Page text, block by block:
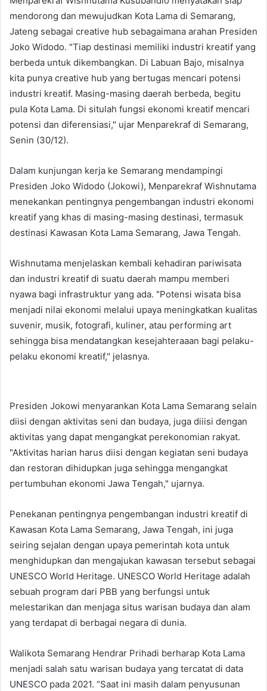
mendorong dan mewujudkan Kota Lama di Semarang,
Jateng sebagai creative hub sebagaimana arahan Presiden
Joko Widodo. "Tiap destinasi memiliki industri kreatif yang
berbeda untuk dikembangkan. Di Labuan Bajo, misalnya
kita punya creative hub yang bertugas mencari potensi
industri kreatif. Masing-masing daerah berbeda, begitu
pula Kota Lama. Di situlah fungsi ekonomi kreatif mencari
potensi dan diferensiasi," ujar Menparekraf di Semarang,
Senin (30/12).
Dalam kunjungan kerja ke Semarang mendampingi
Presiden Joko Widodo (Jokowi), Menparekraf Wishnutama
menekankan pentingnya pengembangan industri ekonomi
kreatif yang khas di masing-masing destinasi, termasuk
destinasi Kawasan Kota Lama Semarang, Jawa Tengah.
Wishnutama menjelaskan kembali kehadiran pariwisata
dan industri kreatif di suatu daerah mampu memberi
nyawa bagi infrastruktur yang ada. "Potensi wisata bisa
menjadi nilai ekonomi melalui upaya meningkatkan kualitas
suvenir, musik, fotografi, kuliner, atau performing art
sehingga bisa mendatangkan kesejahteraaan bagi pelaku-
pelaku ekonomi kreatif," jelasnya.
Presiden Jokowi menyarankan Kota Lama Semarang selain
diisi dengan aktivitas seni dan budaya, juga diiisi dengan
aktivitas yang dapat mengangkat perekonomian rakyat.
"Aktivitas harian harus diisi dengan kegiatan seni budaya
dan restoran dihidupkan juga sehingga mengangkat
pertumbuhan ekonomi Jawa Tengah," ujarnya.
Penekanan pentingnya pengembangan industri kreatif di
Kawasan Kota Lama Semarang, Jawa Tengah, ini juga
seiring sejalan dengan upaya pemerintah kota untuk
menghidupkan dan mengajukan kawasan tersebut sebagai
UNESCO World Heritage. UNESCO World Heritage adalah
sebuah program dari PBB yang berfungsi untuk
melestarikan dan menjaga situs warisan budaya dan alam
yang terdapat di berbagai negara di dunia.
Walikota Semarang Hendrar Prihadi berharap Kota Lama
menjadi salah satu warisan budaya yang tercatat di data
UNESCO pada 2021. “Saat ini masih dalam penyusunan